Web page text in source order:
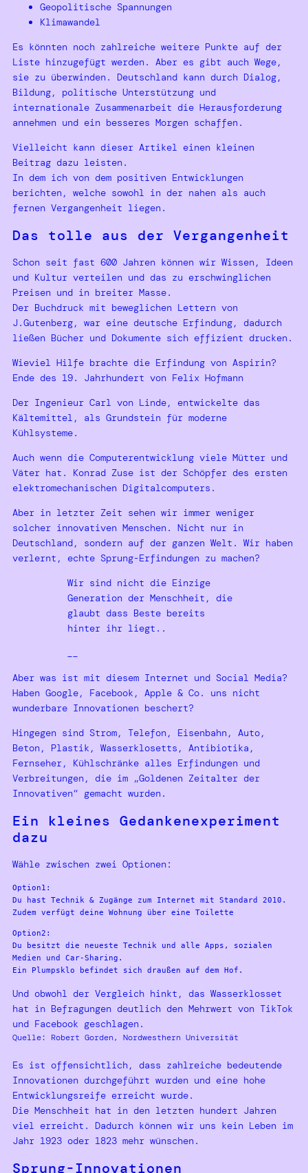
Geopolitische Spannungen
Klimawandel
Es könnten noch zahlreiche weitere Punkte auf der
Liste hinzugefügt werden. Aber es gibt auch Wege,
sie zu überwinden. Deutschland kann durch Dialog,
Bildung, politische Unterstützung und
internationale Zusammenarbeit die Herausforderung
annehmen und ein besseres Morgen schaffen.
Vielleicht kann dieser Artikel einen kleinen
Beitrag dazu leisten.
In dem ich von dem positiven Entwicklungen
berichten, welche sowohl in der nahen als auch
fernen Vergangenheit liegen.
Das tolle aus der Vergangenheit
Schon seit fast 600 Jahren können wir Wissen, Ideen
und Kultur verteilen und das zu erschwinglichen
Preisen und in breiter Masse.
Der Buchdruck mit beweglichen Lettern von
J.Gutenberg, war eine deutsche Erfindung, dadurch
ließen Bücher und Dokumente sich effizient drucken.
Wieviel Hilfe brachte die Erfindung von Aspirin?
Ende des 19. Jahrhundert von Felix Hofmann
Der Ingenieur Carl von Linde, entwickelte das
Kältemittel, als Grundstein für moderne
Kühlsysteme.
Auch wenn die Computerentwicklung viele Mütter und
Väter hat. Konrad Zuse ist der Schöpfer des ersten
elektromechanischen Digitalcomputers.
Aber in letzter Zeit sehen wir immer weniger
solcher innovativen Menschen. Nicht nur in
Deutschland, sondern auf der ganzen Welt. Wir haben
verlernt, echte Sprung-Erfindungen zu machen?
Wir sind nicht die Einzige
Generation der Menschheit, die
glaubt dass Beste bereits
hinter ihr liegt..
Aber was ist mit diesem Internet und Social Media?
Haben Google, Facebook, Apple & Co. uns nicht
wunderbare Innovationen beschert?
Hingegen sind Strom, Telefon, Eisenbahn, Auto,
Beton, Plastik, Wasserklosetts, Antibiotika,
Fernseher, Kühlschränke alles Erfindungen und
Verbreitungen, die im „Goldenen Zeitalter der
Innovativen“ gemacht wurden.
Ein kleines Gedankenexperiment
dazu
Wähle zwischen zwei Optionen:
Option1:
Du hast Technik & Zugänge zum Internet mit Standard 2010.
Zudem verfügt deine Wohnung über eine Toilette
Option2:
Du besitzt die neueste Technik und alle Apps, sozialen
Medien und Car-Sharing.
Ein Plumpsklo befindet sich draußen auf dem Hof.
Und obwohl der Vergleich hinkt, das Wasserklosset
hat in Befragungen deutlich den Mehrwert von TikTok
und Facebook geschlagen.
Quelle: Robert Gorden, Nordwesthern Universität
Es ist offensichtlich, dass zahlreiche bedeutende
Innovationen durchgeführt wurden und eine hohe
Entwicklungsreife erreicht wurde.
Die Menschheit hat in den letzten hundert Jahren
viel erreicht. Dadurch können wir uns kein Leben im
Jahr 1923 oder 1823 mehr wünschen.
Sprung-Innovationen